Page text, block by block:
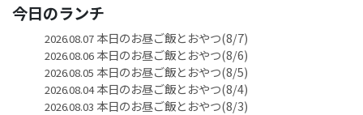
今日のランチ
2026.08.07本日のお昼ご飯とおやつ(8/7)
2026.08.06本日のお昼ご飯とおやつ(8/6)
2026.08.05 本日のお昼ご飯とおやつ(8/5)
2026.08.04本日のお昼ご飯とおやつ(8/4)
2026.08.03 本日のお昼ご飯とおやつ(8/3)